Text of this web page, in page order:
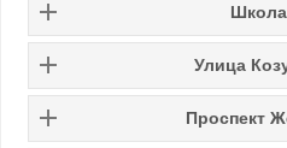
Улица
Проспект